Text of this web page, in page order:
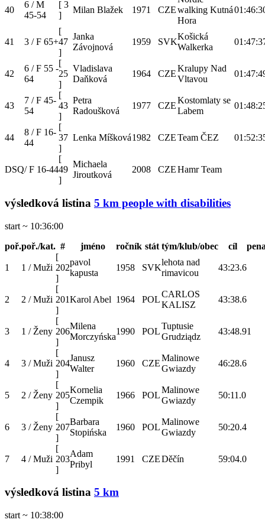
40
6 / M
45-54
[ 3
]
Milan Blažek 1971 CZEwalking Kutná
Hora
41 3 / F 65+
[
47
]
Janka
Závojnová
1959 SVK
Košická
Walkerka
42
6 / F 55 -
64
[
25
]
Vladislava
Daňková
1964 CZE
Kralupy Nad
Vltavou
43
7 / F 45-
54
[
43
]
Petra
Radoušková
1977 CZE
Kostomlaty se
Labem
44
8 / F 16-
44
[
37
]
Lenka Míšková1982 CZETeam ČEZ
DSQ/ F 16-44
[
49
]
Michaela
Jiroutková
2008 CZEHamr Team
výsledková listina 5 km people with disabilities
start ~ 10:36:00
poř.poř./kat. # jméno ročník stát tým/klub/obec cíl
1 1 / Muži
[
202
]
pavol
kapusta
1958 SVK
lehota nad
rimavicou
43:23.6
2 2 / Muži
[
201
]
Karol Abel 1964 POL
CARLOS
KALISZ
43:38.6
3 1 / Ženy
[
206
]
Milena
Morczyńska
1990 POL
Tuptusie
Grudziądz
43:48.91
4 3 / Muži
[
204
]
Janusz
Walter
1960 CZE
Malinowe
Gwiazdy
46:28.6
5 2 / Ženy
[
205
]
Kornelia
Czempik
1966 POL
Malinowe
Gwiazdy
50:11.0
6 3 / Ženy
[
207
]
Barbara
Stopińska
1960 POL
Malinowe
Gwiazdy
50:20.4
7 4 / Muži
[
203
]
Adam
Pribyl
1991 CZEDěčín 59:04.0
výsledková listina 5 km
start ~ 10:38:00